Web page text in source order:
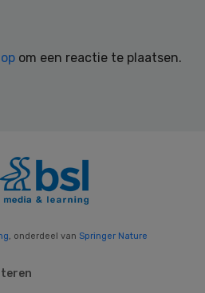
om een reactie te plaatsen.
, onderdeel van Springer Nature